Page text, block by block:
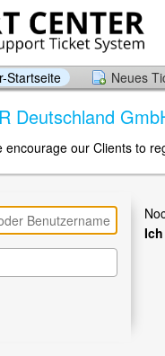
Startseite Neues
Deutschland
encourage our Clients to